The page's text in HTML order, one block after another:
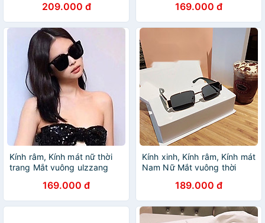
209.000 đ 169.000 đ
Kính râm, Kính mát nữ thời
trang Mắt vuông ulzzang
169.000 đ
Kính xinh, Kính râm, Kính mát
Nam Nữ Mắt vuông thời
189.000 đ